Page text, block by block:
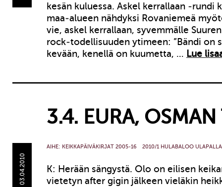
kesän kuluessa. Askel kerrallaan -rundi
maa-alueen nähdyksi Rovaniemeä
vie, askel kerrallaan, syvemmälle
rock-todellisuuden ytimeen: ”Bändi on
kevään, kenellä on kuumetta, … Lue
3.4. EURA, OSMAN
03.04.2010
AIHE: KEIKKAPÄIVÄKIRJAT 2005-16 2010/1 HULABALOO ULAPALLA
K: Herään sängystä. Olo on eilisen
vietetyn after gigin jälkeen vieläkin